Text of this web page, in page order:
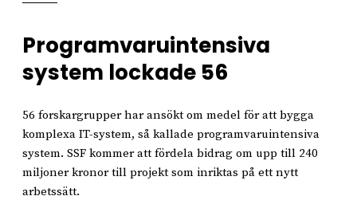
Programvaruintensiva
system lockade 56
56 forskargrupper har ansökt om medel för att bygga
komplexa IT-system, så kallade programvaruintensiva
system. SSF kommer att fördela bidrag om upp till 240
miljoner kronor till projekt som inriktas på ett nytt
arbetssätt.